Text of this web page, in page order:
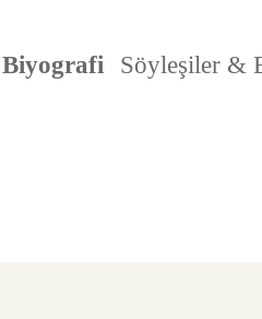
Biyografi Söyleşiler &